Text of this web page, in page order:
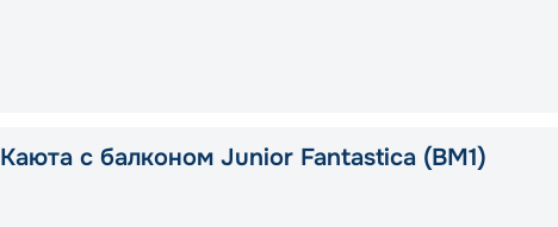
Каюта с балконом Junior Fantastica (BM1)